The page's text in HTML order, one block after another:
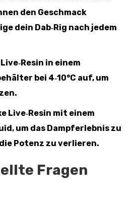
den Geschmack
dein Dab‑Rig nach jedem
in einem
bei 4‑10°C auf, um
Live‑Resin mit einem
um das Dampferlebnis zu
Potenz zu verlieren.
Fragen